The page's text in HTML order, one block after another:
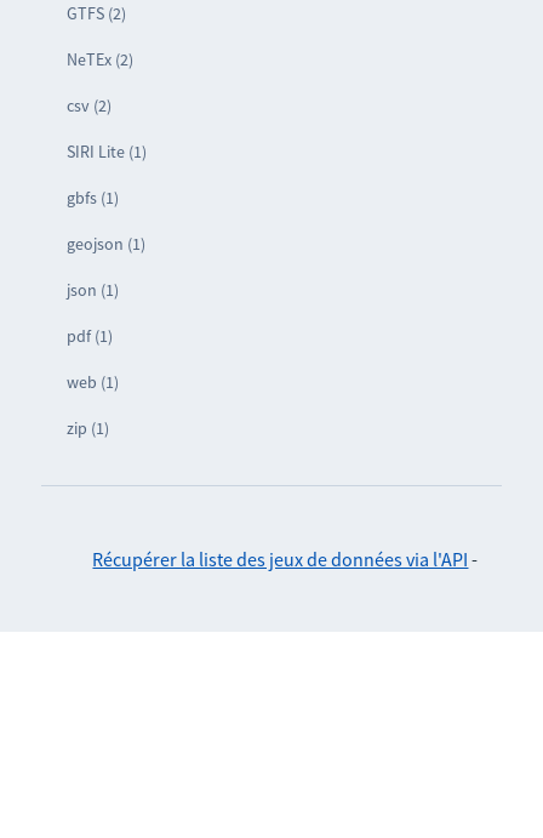
GTFS (2)
NeTEx (2)
csv (2)
SIRI Lite (1)
gbfs (1)
geojson (1)
json (1)
pdf (1)
web (1)
zip (1)
Récupérer la liste des jeux de données via l'API -